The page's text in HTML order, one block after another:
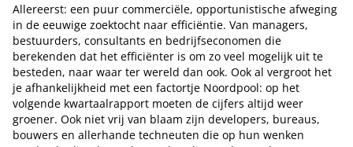
Allereerst: een puur commerciële, opportunistische afweging
in de eeuwige zoektocht naar efficiëntie. Van managers,
bestuurders, consultants en bedrijfseconomen die
berekenden dat het efficiënter is om zo veel mogelijk uit te
besteden, naar waar ter wereld dan ook. Ook al vergroot het
je afhankelijkheid met een factortje Noordpool: op het
volgende kwartaalrapport moeten de cijfers altijd weer
groener. Ook niet vrij van blaam zijn developers, bureaus,
bouwers en allerhande techneuten die op hun wenken